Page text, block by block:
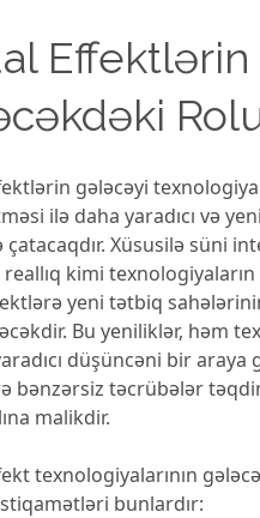
Effektlərin
gələcəyi
ilə daha yaradıcı və
çatacaqdır. Xüsusilə süni
reallıq kimi
yeni tətbiq
Bu yeniliklər, həm
düşüncəni bir araya
bənzərsiz təcrübələr
malikdir.
texnologiyalarının
bunlardır: